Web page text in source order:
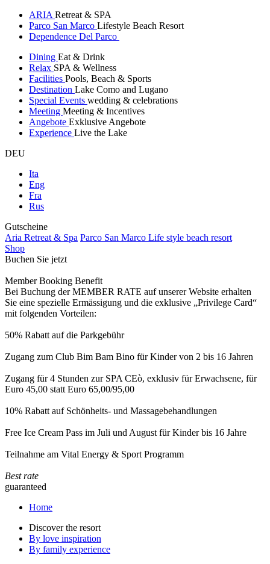
ARIA Retreat & SPA
Parco San Marco Lifestyle Beach Resort
Dependence Del Parco
Dining Eat & Drink
Relax SPA & Wellness
Facilities Pools, Beach & Sports
Destination Lake Como and Lugano
Special Events wedding & celebrations
Meeting Meeting & Incentives
Angebote Exklusive Angebote
Experience Live the Lake
DEU
Ita
Eng
Fra
Rus
Gutscheine
Aria Retreat & Spa Parco San Marco Life style beach resort
Shop
Buchen Sie jetzt
Member Booking Benefit
Bei Buchung der MEMBER RATE auf unserer Website erhalten
Sie eine spezielle Ermässigung und die exklusive „Privilege Card“
mit folgenden Vorteilen:
50% Rabatt auf die Parkgebühr
Zugang zum Club Bim Bam Bino für Kinder von 2 bis 16 Jahren
Zugang für 4 Stunden zur SPA CEò, exklusiv für Erwachsene, für
Euro 45,00 statt Euro 65,00/95,00
10% Rabatt auf Schönheits- und Massagebehandlungen
Free Ice Cream Pass im Juli und August für Kinder bis 16 Jahre
Teilnahme am Vital Energy & Sport Programm
Best rate
guaranteed
Home
Discover the resort
By love inspiration
By family experience